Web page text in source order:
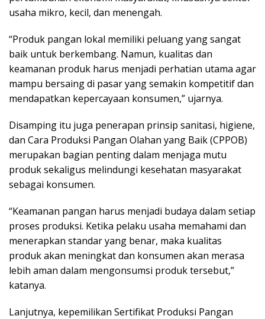
usaha mikro, kecil, dan menengah.
“Produk pangan lokal memiliki peluang yang sangat
baik untuk berkembang. Namun, kualitas dan
keamanan produk harus menjadi perhatian utama agar
mampu bersaing di pasar yang semakin kompetitif dan
mendapatkan kepercayaan konsumen,” ujarnya.
Disamping itu juga penerapan prinsip sanitasi, higiene,
dan Cara Produksi Pangan Olahan yang Baik (CPPOB)
merupakan bagian penting dalam menjaga mutu
produk sekaligus melindungi kesehatan masyarakat
sebagai konsumen.
“Keamanan pangan harus menjadi budaya dalam setiap
proses produksi. Ketika pelaku usaha memahami dan
menerapkan standar yang benar, maka kualitas
produk akan meningkat dan konsumen akan merasa
lebih aman dalam mengonsumsi produk tersebut,”
katanya.
Lanjutnya, kepemilikan Sertifikat Produksi Pangan